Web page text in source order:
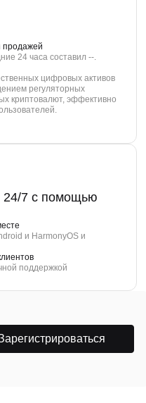
продажей
24 часа составил --.
цифровых активов
регуляторных
криптовалют, эффективно
24/7 с помощью
и HarmonyOS и
поддержкой